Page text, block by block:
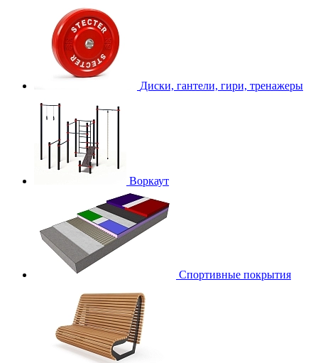
Диски, гантели, гири, тренажеры
Воркаут
Спортивные покрытия